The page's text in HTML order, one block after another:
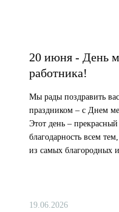
20 июня - День
работника!
Мы рады поздравить
праздником – с Днем
Этот день –
благодарность всем
из самых благородных
19.06.2026